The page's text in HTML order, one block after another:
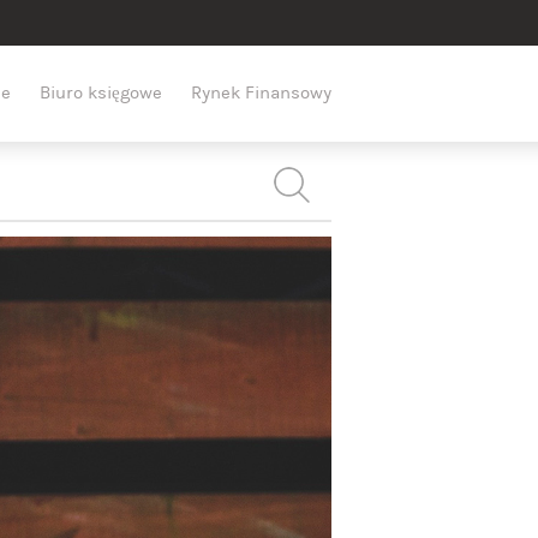
Biuro księgowe Rynek Finansowy